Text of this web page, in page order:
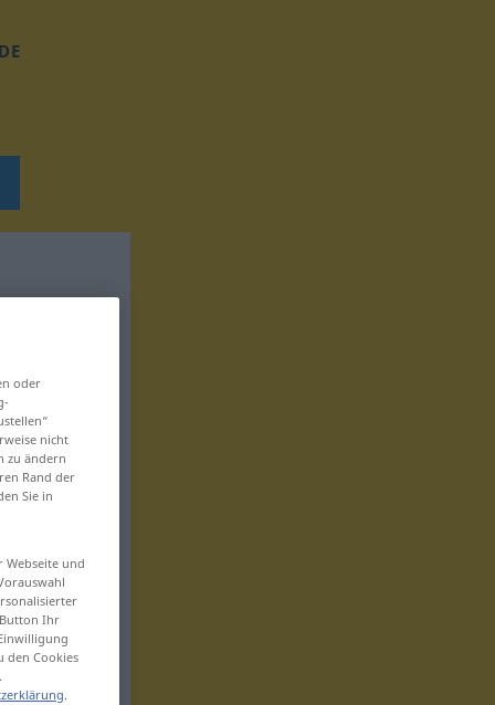
oder
nicht
zu ändern
Rand der
Sie in
und
Ihr
den Cookies
.